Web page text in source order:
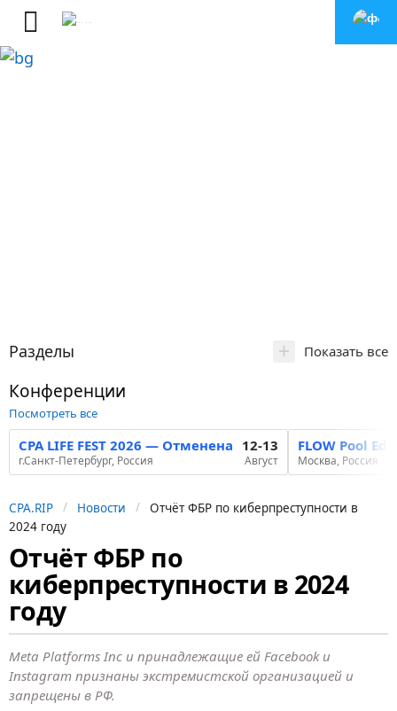
Разделы + Показать все
Конференции
Посмотреть все
CPA LIFE FEST 2026 — Отменена
г.Санкт-Петербург, Россия
12-13
Август
FLOW Pool
Москва, Россия
CPA.RIP Новости
Отчёт ФБР по киберпреступности в
2024 году
1
г
о
д
н
а
з
Отчёт ФБР по
киберпреступности в 2024
году
Meta Platforms Inc и принадлежащие ей Facebook и
Instagram признаны экстремистской организацией и
запрещены в РФ.